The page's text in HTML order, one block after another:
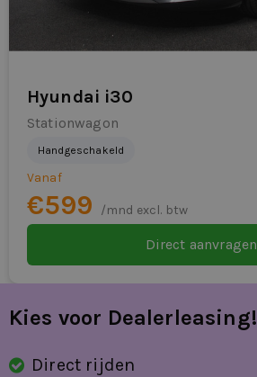
Hyundai i30
Stationwagon
Handgeschakeld
Vanaf
€599 /mnd excl. btw
Direct aanvragen
Kies voor Dealerleasing!
Direct rijden